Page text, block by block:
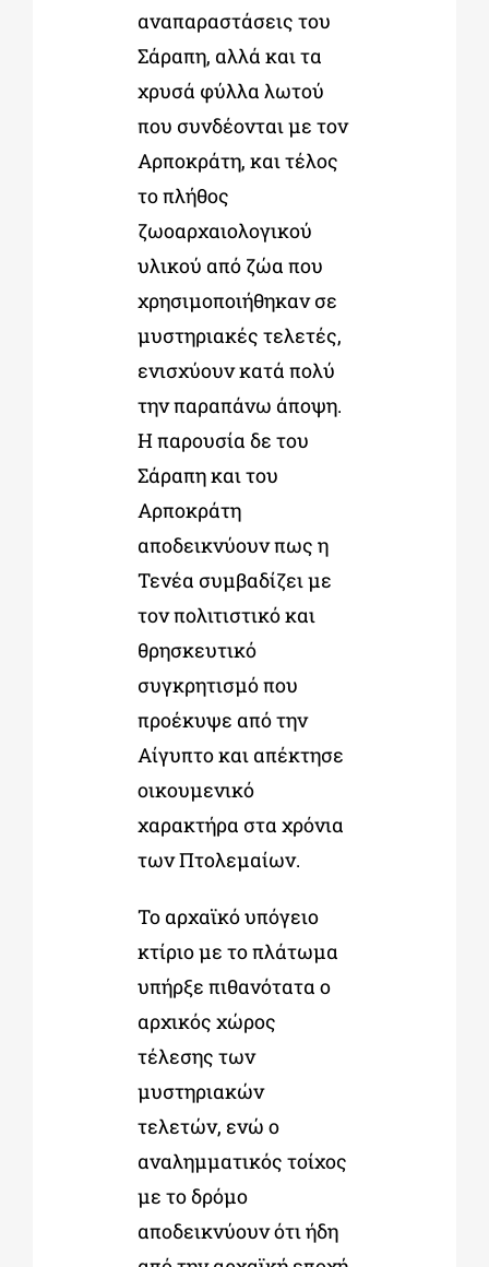
αναπαραστάσεις του
Σάραπη, αλλά και τα
χρυσά φύλλα λωτού
που συνδέονται με τον
Αρποκράτη, και τέλος
το πλήθος
ζωοαρχαιολογικού
υλικού από ζώα που
χρησιμοποιήθηκαν σε
μυστηριακές τελετές,
ενισχύουν κατά πολύ
την παραπάνω άποψη.
Η παρουσία δε του
Σάραπη και του
Αρποκράτη
αποδεικνύουν πως η
Τενέα συμβαδίζει με
τον πολιτιστικό και
θρησκευτικό
συγκρητισμό που
προέκυψε από την
Αίγυπτο και απέκτησε
οικουμενικό
χαρακτήρα στα χρόνια
των Πτολεμαίων.
Το αρχαϊκό υπόγειο
κτίριο με το πλάτωμα
υπήρξε πιθανότατα ο
αρχικός χώρος
τέλεσης των
μυστηριακών
τελετών, ενώ ο
αναλημματικός τοίχος
με το δρόμο
αποδεικνύουν ότι ήδη